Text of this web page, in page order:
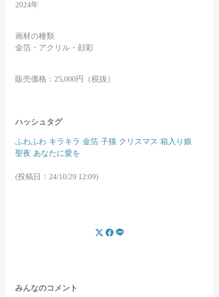
2024年
画材の種類
金箔・アクリル・顔彩
販売価格：25,000円（税抜）
ハッシュタグ
ふわふわ キラキラ 金箔 子猫 クリスマス 箱入り娘
聖夜 あなたに愛を
(投稿日：24/10/29 12:09)
みんなのコメント